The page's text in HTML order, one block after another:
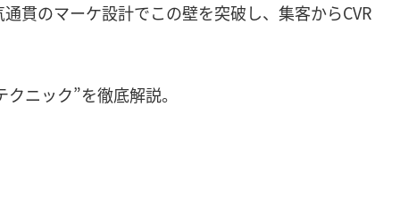
貫のマーケ設計でこの壁を突破し、集客からCVR
ニック”を徹底解説。